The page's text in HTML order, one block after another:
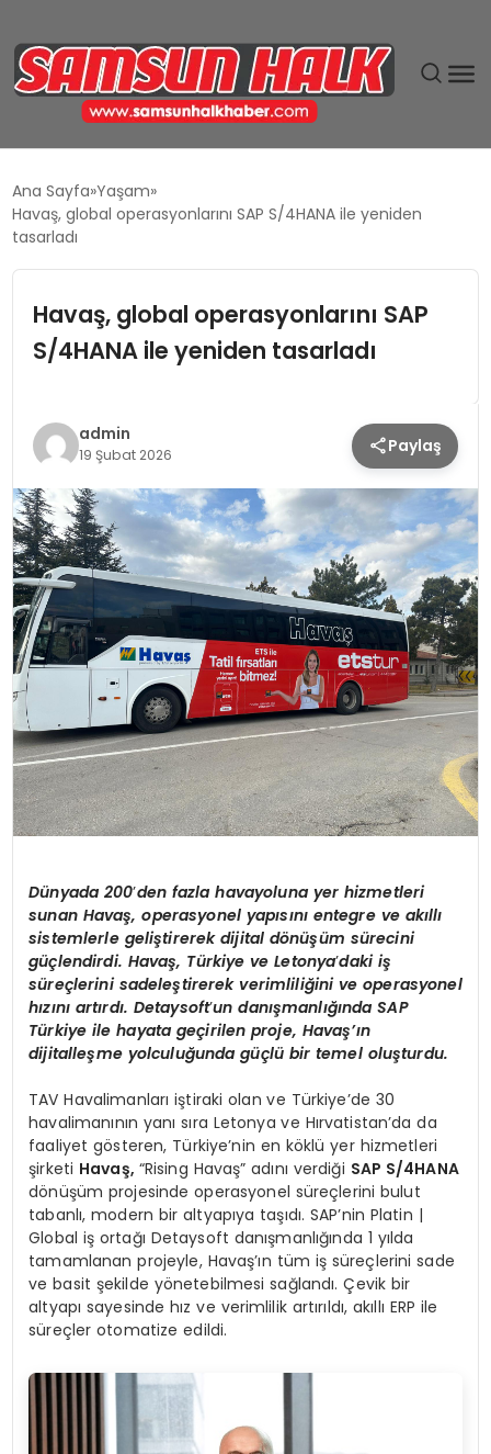
EĞITIM
GÜNDEM
SIYASET
SPOR
TEKNOLOJI
YAŞAM
Ana Sayfa Yaşam
Havaş, global operasyonlarını SAP S/4HANA ile yeniden
tasarladı
Havaş, global operasyonlarını SAP
S/4HANA ile yeniden tasarladı
admin
19 Şubat 2026 Paylaş
Dünyada 200’den fazla havayoluna yer hizmetleri
sunan Havaş, operasyonel yapısını entegre ve akıllı
sistemlerle geliştirerek dijital dönüşüm sürecini
güçlendirdi. Havaş, Türkiye ve Letonya’daki iş
süreçlerini sadeleştirerek verimliliğini ve operasyonel
hızını artırdı. Detaysoft’un danışmanlığında SAP
Türkiye ile hayata geçirilen proje, Havaş’ın
dijitalleşme yolculuğunda güçlü bir temel oluşturdu.
TAV Havalimanları iştiraki olan ve Türkiye’de 30
havalimanının yanı sıra Letonya ve Hırvatistan’da da
faaliyet gösteren, Türkiye’nin en köklü yer hizmetleri
şirketi Havaş, “Rising Havaş” adını verdiği SAP S/4HANA
dönüşüm projesinde operasyonel süreçlerini bulut
tabanlı, modern bir altyapıya taşıdı. SAP’nin Platin |
Global iş ortağı Detaysoft danışmanlığında 1 yılda
tamamlanan projeyle, Havaş’ın tüm iş süreçlerini sade
ve basit şekilde yönetebilmesi sağlandı. Çevik bir
altyapı sayesinde hız ve verimlilik artırıldı, akıllı ERP ile
süreçler otomatize edildi.